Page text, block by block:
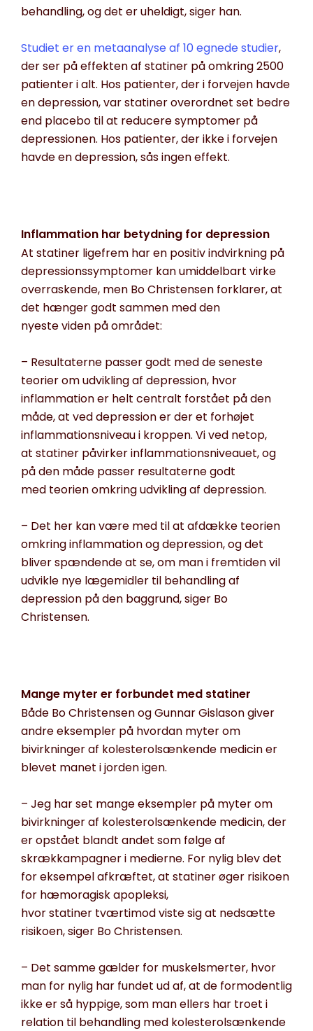
behandling, og det er uheldigt, siger han.
Studiet er en metaanalyse af 10 egnede studier,
der ser på effekten af statiner på omkring 2500
patienter i alt. Hos patienter, der i forvejen havde
en depression, varstatineroverordnet set bedre
end placebo til at reducere symptomer på
depressionen. Hos patienter, der ikke i forvejen
havde en depression, sås ingen effekt.
Inflammation har betydning for depression
At statiner ligefrem har en positiv indvirkning på
depressionssymptomer kan umiddelbart virke
overraskende, men Bo Christensen forklarer, at
det hænger godt sammen med den
nyesteviden på området:
– Resultaterne passer godt med de seneste
teorier omudvikling af depression, hvor
inflammation er helt centralt forstået på den
måde, at ved depression er deret forhøjet
inflammationsniveau i kroppen. Vi ved netop,
at statiner påvirkerinflammationsniveauet,og
på den måde passer resultaterne godt
med teorienomkring udvikling af depression.
– Det her kan være med til at afdække teorien
omkring inflammationog depression, og det
bliver spændendeat se, om mani fremtidenvil
udvikle nye lægemidler til behandling af
depression på den baggrund,siger Bo
Christensen.
Mange myter er forbundet med statiner
Både Bo Christensen og Gunnar Gislason giver
andre eksempler på hvordan myter om
bivirkninger af kolesterolsænkende medicin er
blevet manet i jorden igen.
– Jeg har set mange eksempler på myter om
bivirkninger af kolesterolsænkende medicin, der
er opstået blandt andet som følge af
skrækkampagner i medierne. For nylig blev det
for eksempel afkræftet, at statinerøger risikoen
for hæmoragiskapopleksi,
hvorstatiner tværtimod vistesig at nedsætte
risikoen,siger Bo Christensen.
– Det samme gælder for muskelsmerter, hvor
man for nylig har fundet ud af, at de formodentlig
ikke er så hyppige, som man ellers har troet i
relation til behandling med kolesterolsænkende